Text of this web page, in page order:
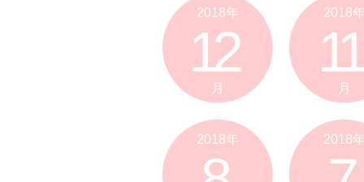
2018年
12
月
2018
11
月
2018年 2018